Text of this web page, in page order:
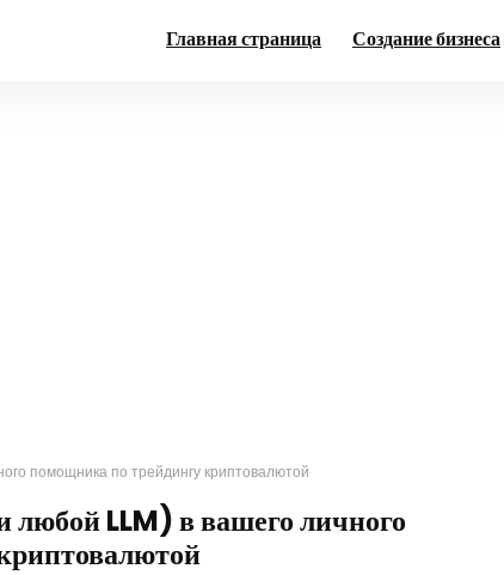
Главная страница Создание бизнеса
помощника по трейдингу криптовалютой
LLM) в вашего личного